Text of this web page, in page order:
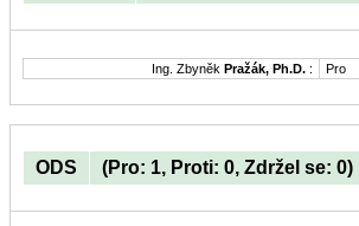
Ing. Zbyněk Pražák, Ph.D. : Pro
ODS (Pro: 1, Proti: 0, Zdržel se: 0)